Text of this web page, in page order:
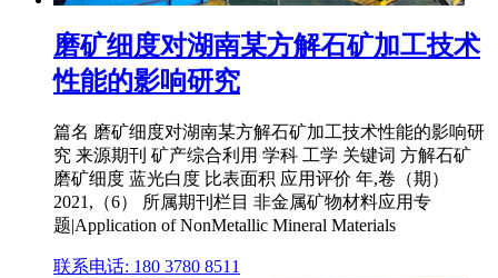
磨矿细度对湖南某方解石矿加工技术
性能的影响研究
篇名 磨矿细度对湖南某方解石矿加工技术性能的影响研
究 来源期刊 矿产综合利用 学科 工学 关键词 方解石矿
磨矿细度 蓝光白度 比表面积 应用评价 年,卷（期）
2021,（6） 所属期刊栏目 非金属矿物材料应用专
题|Application of NonMetallic Mineral Materials
联系电话: 180 3780 8511